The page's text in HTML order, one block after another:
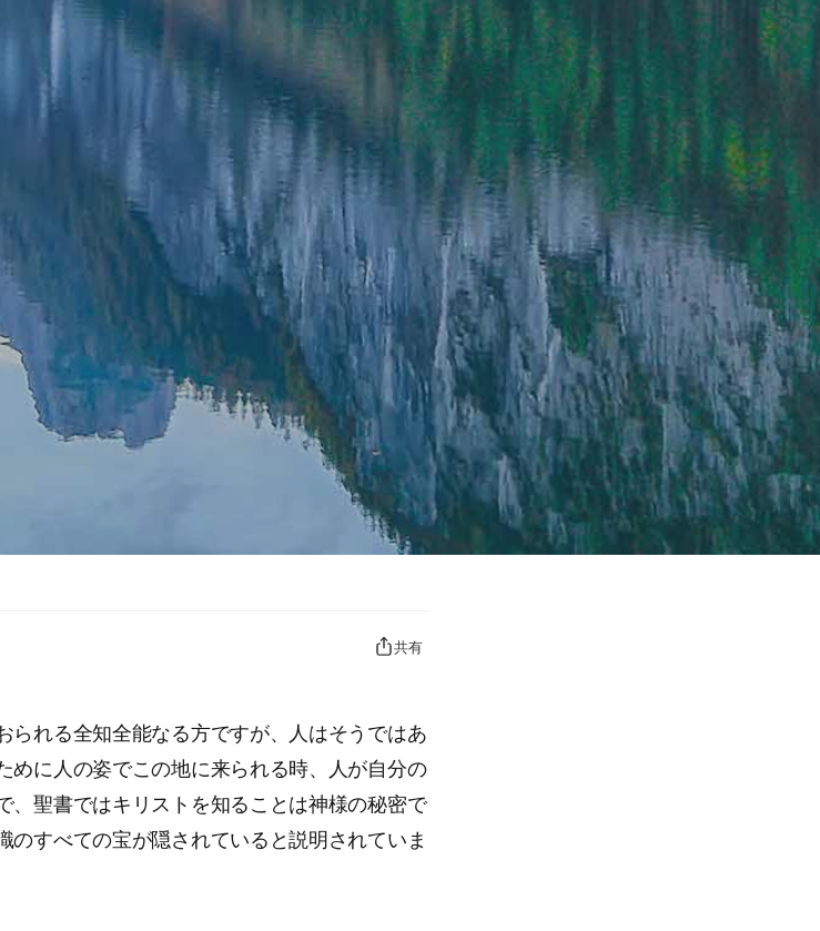
共有
られる全知全能なる方ですが、人はそうではあ
めに人の姿でこの地に来られる時、人が自分の
、聖書ではキリストを知ることは神様の秘密で
のすべての宝が隠されていると説明されていま